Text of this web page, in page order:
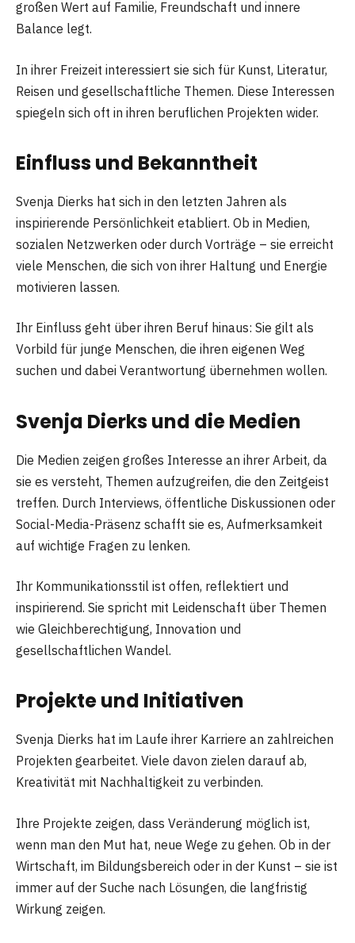
großen Wert auf Familie, Freundschaft und innere
Balance legt.
In ihrer Freizeit interessiert sie sich für Kunst, Literatur,
Reisen und gesellschaftliche Themen. Diese Interessen
spiegeln sich oft in ihren beruflichen Projekten wider.
Einfluss und Bekanntheit
Svenja Dierks hat sich in den letzten Jahren als
inspirierende Persönlichkeit etabliert. Ob in Medien,
sozialen Netzwerken oder durch Vorträge – sie erreicht
viele Menschen, die sich von ihrer Haltung und Energie
motivieren lassen.
Ihr Einfluss geht über ihren Beruf hinaus: Sie gilt als
Vorbild für junge Menschen, die ihren eigenen Weg
suchen und dabei Verantwortung übernehmen wollen.
Svenja Dierks und die Medien
Die Medien zeigen großes Interesse an ihrer Arbeit, da
sie es versteht, Themen aufzugreifen, die den Zeitgeist
treffen. Durch Interviews, öffentliche Diskussionen oder
Social-Media-Präsenz schafft sie es, Aufmerksamkeit
auf wichtige Fragen zu lenken.
Ihr Kommunikationsstil ist offen, reflektiert und
inspirierend. Sie spricht mit Leidenschaft über Themen
wie Gleichberechtigung, Innovation und
gesellschaftlichen Wandel.
Projekte und Initiativen
Svenja Dierks hat im Laufe ihrer Karriere an zahlreichen
Projekten gearbeitet. Viele davon zielen darauf ab,
Kreativität mit Nachhaltigkeit zu verbinden.
Ihre Projekte zeigen, dass Veränderung möglich ist,
wenn man den Mut hat, neue Wege zu gehen. Ob in der
Wirtschaft, im Bildungsbereich oder in der Kunst – sie ist
immer auf der Suche nach Lösungen, die langfristig
Wirkung zeigen.